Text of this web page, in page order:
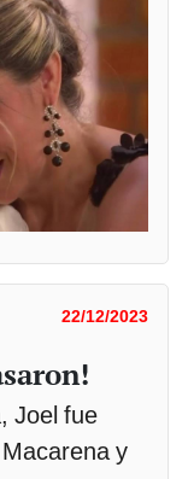
22/12/2023
Joel fue
y